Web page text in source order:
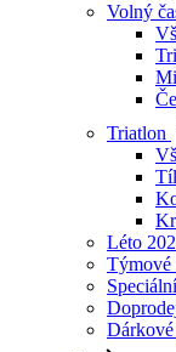
Volný
Triatlon
Léto